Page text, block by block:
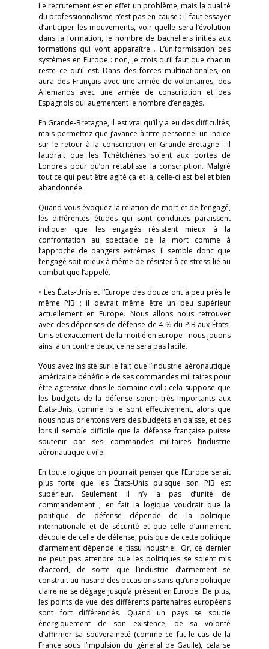
Le recrutement est en effet un problème, mais la qualité
du professionnalisme n’est pas en cause : il faut essayer
d’anticiper les mouvements, voir quelle sera l’évolution
dans la formation, le nombre de bacheliers initiés aux
formations qui vont apparaître… L’uniformisation des
systèmes en Europe : non, je crois qu’il faut que chacun
reste ce qu’il est. Dans des forces multinationales, on
aura des Français avec une armée de volontaires, des
Allemands avec une armée de conscription et des
Espagnols qui augmentent le nombre d’engagés.
En Grande-Bretagne, il est vrai qu’il y a eu des difficultés,
mais permettez que j’avance à titre personnel un indice
sur le retour à la conscription en Grande-Bretagne : il
faudrait que les Tchétchènes soient aux portes de
Londres pour qu’on rétablisse la conscription. Malgré
tout ce qui peut être agité çà et là, celle-ci est bel et bien
abandonnée.
Quand vous évoquez la relation de mort et de l’engagé,
les différentes études qui sont conduites paraissent
indiquer que les engagés résistent mieux à la
confrontation au spectacle de la mort comme à
l’approche de dangers extrêmes. Il semble donc que
l’engagé soit mieux à même de résister à ce stress lié au
combat que l’appelé.
• Les États-Unis et l’Europe des douze ont à peu près le
même PIB ; il devrait même être un peu supérieur
actuellement en Europe. Nous allons nous retrouver
avec des dépenses de défense de 4 % du PIB aux États-
Unis et exactement de la moitié en Europe : nous jouons
ainsi à un contre deux, ce ne sera pas facile.
Vous avez insisté sur le fait que l’industrie aéronautique
américaine bénéficie de ses commandes militaires pour
être agressive dans le domaine civil : cela suppose que
les budgets de la défense soient très importants aux
États-Unis, comme ils le sont effectivement, alors que
nous nous orientons vers des budgets en baisse, et dès
lors il semble difficile que la défense française puisse
soutenir par ses commandes militaires l’industrie
aéronautique civile.
En toute logique on pourrait penser que l’Europe serait
plus forte que les États-Unis puisque son PIB est
supérieur. Seulement il n’y a pas d’unité de
commandement ; en fait la logique voudrait que la
politique de défense dépende de la politique
internationale et de sécurité et que celle d’armement
découle de celle de défense, puis que de cette politique
d’armement dépende le tissu industriel. Or, ce dernier
ne peut pas attendre que les politiques se soient mis
d’accord, de sorte que l’industrie d’armement se
construit au hasard des occasions sans qu’une politique
claire ne se dégage jusqu’à présent en Europe. De plus,
les points de vue des différents partenaires européens
sont fort différenciés. Quand un pays se soucie
énergiquement de son existence, de sa volonté
d’affirmer sa souveraineté (comme ce fut le cas de la
France sous l’impulsion du général de Gaulle), cela se